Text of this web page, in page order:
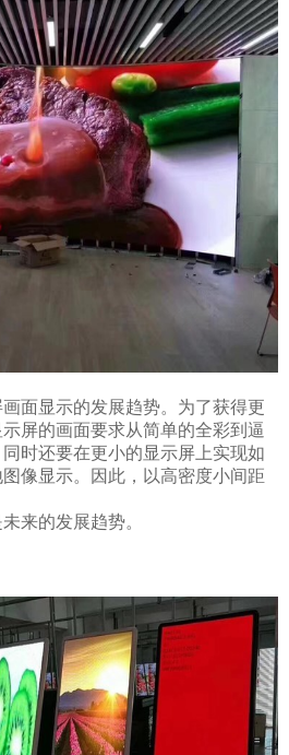
显示的发展趋势。为了获得更
屏的画面要求从简单的全彩到逼
时还要在更小的显示屏上实现如
像显示。因此，以高密度小间距
来的发展趋势。